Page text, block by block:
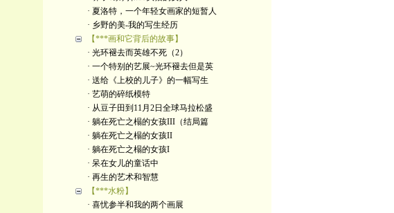
· 夏洛特，一个年轻女画家的短暂人
· 乡野的美-我的写生经历
【***画和它背后的故事】
· 光环褪去而英雄不死（2）
· 一个特别的艺展~光环褪去但是英
· 送给《上校的儿子》的一幅写生
· 艺萌的碎纸模特
· 从豆子田到11月2日全球马拉松盛
· 躺在死亡之榻的女孩III（结局篇
· 躺在死亡之榻的女孩II
· 躺在死亡之榻的女孩I
· 呆在女儿的童话中
· 再生的艺术和智慧
【***水粉】
· 喜忧参半和我的两个画展